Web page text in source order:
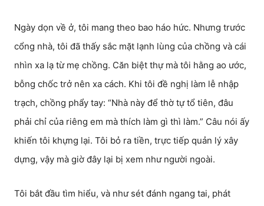
Ngày dọn về ở, tôi mang theo bao háo hức. Nhưng trước
cổng nhà, tôi đã thấy sắc mặt lạnh lùng của chồng và cái
nhìn xa lạ từ mẹ chồng. Căn biệt thự mà tôi hằng ao ước,
bỗng chốc trở nên xa cách. Khi tôi đề nghị làm lễ nhập
trạch, chồng phẩy tay: “Nhà này để thờ tự tổ tiên, đâu
phải chỉ của riêng em mà thích làm gì thì làm.” Câu nói ấy
khiến tôi khựng lại. Tôi bỏ ra tiền, trực tiếp quản lý xây
dựng, vậy mà giờ đây lại bị xem như người ngoài.
Tôi bắt đầu tìm hiểu, và như sét đánh ngang tai, phát